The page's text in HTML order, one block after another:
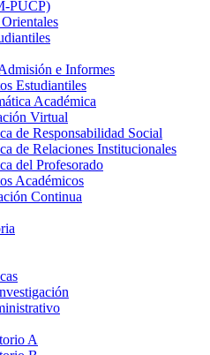
PUCP)
e Informes
Estudiantiles
Académica
Virtual
de Responsabilidad Social
de Relaciones Institucionales
del Profesorado
Académicos
Continua
A